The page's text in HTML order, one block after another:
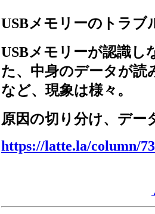
USBメモリーのトラブ
USBメモリーが認識し
た、中身のデータが読
など、現象は様々。
原因の切り分け、デー
https://latte.la/column/